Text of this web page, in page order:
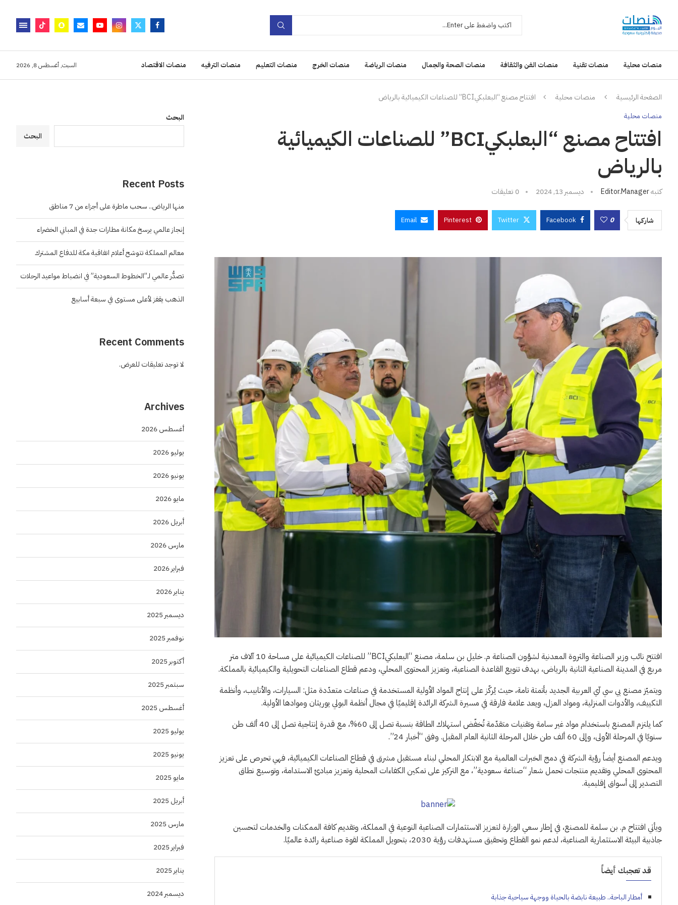
منصات محلية منصات تقنية منصات الفن والثقافة منصات الصحة والجمال منصات الرياضة منصات الخرج منصات التعليم منصات الترفيه منصات الاقتصاد السبت, أغسطس 8, 2026
الصفحة الرئيسية منصات محلية افتتاح مصنع “البعلبكيBCI” للصناعات الكيميائية بالرياض
منصات محلية
افتتاح مصنع “البعلبكيBCI” للصناعات الكيميائية
بالرياض
كتبهEditor.manager ديسمبر 13, 2024 0 تعليقات
شاركها 0
Facebook
Twitter
Pinterest
Email
افتتح نائب وزير الصناعة والثروة المعدنية لشؤون الصناعة م. خليل بن سلمة، مصنع “البعلبكيBCI” للصناعات الكيميائية على مساحة 10 آلاف متر
مربع في المدينة الصناعية الثانية بالرياض، بهدف تنويع القاعدة الصناعية، وتعزيز المحتوى المحلي، ودعم قطاع الصناعات التحويلية والكيميائية بالمملكة.
ويتميّز مصنع بي سي آي العربية الجديد بأتمتة تامة، حيث يُركّز على إنتاج المواد الأولية المستخدمة في صناعات متعدّدة مثل: السيارات، والأنابيب، وأنظمة
التكييف، والأدوات المنزلية، ومواد العزل، ويعد علامة فارقة في مسيرة الشركة الرائدة إقليميًا في مجال أنظمة البولي يوريثان وموادها الأولية.
كما يلتزم المصنع باستخدام مواد غير سامة وتقنيات متقدّمة تُخفّض استهلاك الطاقة بنسبة تصل إلى 60%، مع قدرة إنتاجية تصل إلى 40 ألف طن
سنويًا في المرحلة الأولى، وإلى 60 ألف طن خلال المرحلة الثانية العام المقبل. وفق “أخبار 24”.
ويدعم المصنع أيضاً رؤية الشركة في دمج الخبرات العالمية مع الابتكار المحلي لبناء مستقبل مشرق في قطاع الصناعات الكيميائية، فهي تحرص على تعزيز
المحتوى المحلي وتقديم منتجات تحمل شعار “صناعة سعودية”، مع التركيز على تمكين الكفاءات المحلية وتعزيز مبادئ الاستدامة، وتوسيع نطاق
التصدير إلى أسواق إقليمية.
ويأتي افتتاح م. بن سلمة للمصنع، في إطار سعي الوزارة لتعزيز الاستثمارات الصناعية النوعية في المملكة، وتقديم كافة الممكنات والخدمات لتحسين
جاذبية البيئة الاستثمارية الصناعية، لدعم نمو القطاع وتحقيق مستهدفات رؤية 2030، بتحويل المملكة لقوة صناعية رائدة عالميًا.
قد تعجبك أيضاً
أمطار الباحة.. طبيعة نابضة بالحياة ووجهة سياحية جذابة
البحث
البحث
Recent Posts
منها الرياض.. سحب ماطرة على أجزاء من 7 مناطق
إنجاز عالمي يرسخ مكانة مطارات جدة في المباني الخضراء
معالم المملكة تتوشح أعلام اتفاقية مكة للدفاع المشترك
تصدُّر عالمي لـ”الخطوط السعودية” في انضباط مواعيد الرحلات
الذهب يقفز لأعلى مستوى في سبعة أسابيع
Recent Comments
لا توجد تعليقات للعرض.
Archives
أغسطس 2026
يوليو 2026
يونيو 2026
مايو 2026
أبريل 2026
مارس 2026
فبراير 2026
يناير 2026
ديسمبر 2025
نوفمبر 2025
أكتوبر 2025
سبتمبر 2025
أغسطس 2025
يوليو 2025
يونيو 2025
مايو 2025
أبريل 2025
مارس 2025
فبراير 2025
يناير 2025
ديسمبر 2024